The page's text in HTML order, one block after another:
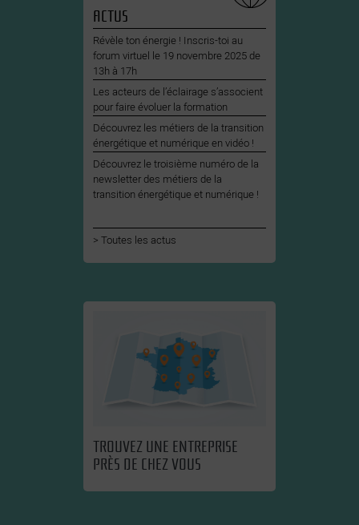
ACTUS
Révèle ton énergie ! Inscris-toi au
forum virtuel le 19 novembre 2025 de
13h à 17h
Les acteurs de l’éclairage s’associent
pour faire évoluer la formation
Découvrez les métiers de la transition
énergétique et numérique en vidéo !
Découvrez le troisième numéro de la
newsletter des métiers de la
transition énergétique et numérique !
Toutes les actus
TROUVEZ UNE ENTREPRISE
PRÈS DE CHEZ VOUS